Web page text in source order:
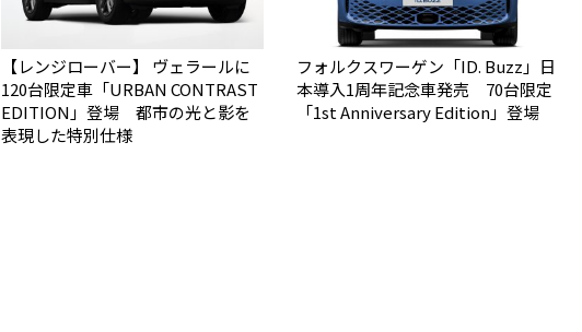
【レンジローバー】 ヴェラールに
120台限定車「URBAN CONTRAST
EDITION」登場 都市の光と影を
表現した特別仕様
フォルクスワーゲン「ID. Buzz」日
本導入1周年記念車発売 70台限定
「1st Anniversary Edition」登場